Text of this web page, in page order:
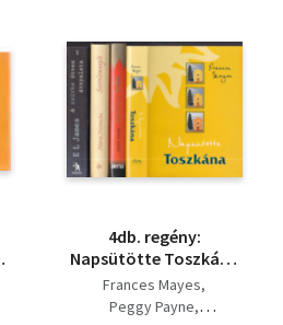
4db. regény:
Napsütötte Toszkána
+ Nővérem, India +
Szerelemnapló + A
Frances Mayes
Peggy Payne